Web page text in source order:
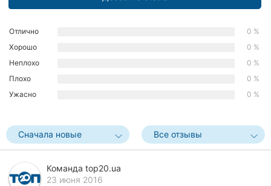
Днепр
Кривой
Рог
Херсон
Полтава
Отлично
0 %
Хорошо
0 %
Неплохо
0 %
Плохо
0 %
Ужасно
0 %
Сначала новые Все отзывы
Команда top20.ua
23 июня 2016